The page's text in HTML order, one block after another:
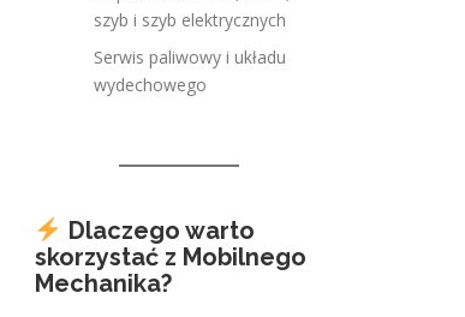
szyb i szyb elektrycznych
Serwis paliwowy i układu
wydechowego
Dlaczego warto
skorzystać z Mobilnego
Mechanika?